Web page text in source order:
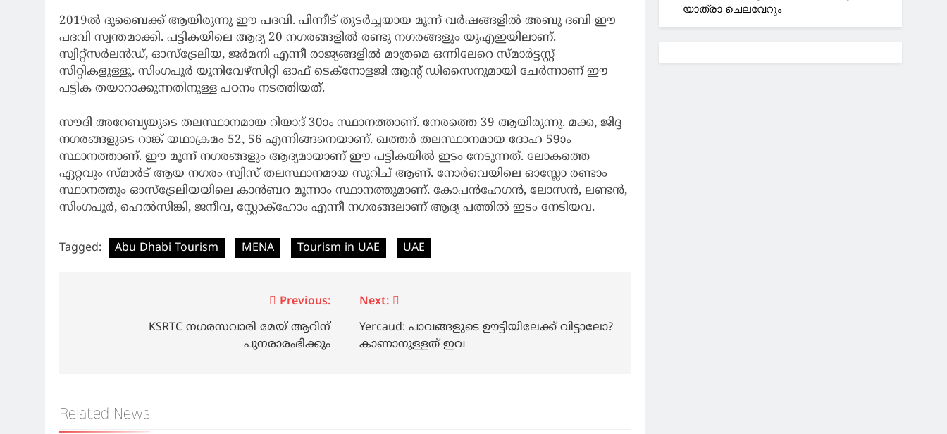
2019ല്‍ ദുബൈക്ക് ആയിരുന്നു ഈ പദവി. പിന്നീട് തുടര്‍ച്ചയായ മൂന്ന് വര്‍ഷങ്ങളില്‍ അബു ദബി ഈ
പദവി സ്വന്തമാക്കി. പട്ടികയിലെ ആദ്യ 20 നഗരങ്ങളില്‍ രണ്ടു നഗരങ്ങളും യുഎഇയിലാണ്.
സ്വിറ്റ്‌സര്‍ലന്‍ഡ്, ഓസ്‌ട്രേലിയ, ജര്‍മനി എന്നീ രാജ്യങ്ങളില്‍ മാത്രമെ ഒന്നിലേറെ സ്മാര്‍ട്ടസ്റ്റ്
സിറ്റികളുള്ളൂ. സിംഗപൂര്‍ യൂനിവേഴ്‌സിറ്റി ഓഫ് ടെക്‌നോളജി ആന്റ് ഡിസൈനുമായി ചേര്‍ന്നാണ് ഈ
പട്ടിക തയാറാക്കുന്നതിനുള്ള പഠനം നടത്തിയത്.
സൗദി അറേബ്യയുടെ തലസ്ഥാനമായ റിയാദ് 30ാം സ്ഥാനത്താണ്. നേരത്തെ 39 ആയിരുന്നു. മക്ക, ജിദ്ദ
നഗരങ്ങളുടെ റാങ്ക് യഥാക്രമം 52, 56 എന്നിങ്ങനെയാണ്. ഖത്തര്‍ തലസ്ഥാനമായ ദോഹ 59ാം
സ്ഥാനത്താണ്. ഈ മൂന്ന് നഗരങ്ങളും ആദ്യമായാണ് ഈ പട്ടികയില്‍ ഇടം നേടുന്നത്. ലോകത്തെ
ഏറ്റവും സ്മാര്‍ട് ആയ നഗരം സ്വിസ് തലസ്ഥാനമായ സൂറിച് ആണ്. നോര്‍വെയിലെ ഓസ്ലോ രണ്ടാം
സ്ഥാനത്തും ഓസ്‌ട്രേലിയയിലെ കാന്‍ബറ മൂന്നാം സ്ഥാനത്തുമാണ്. കോപന്‍ഹേഗന്‍, ലോസന്‍, ലണ്ടന്‍,
സിംഗപൂര്‍, ഹെല്‍സിങ്കി, ജനീവ, സ്റ്റോക്‌ഹോം എന്നീ നഗരങ്ങലാണ് ആദ്യ പത്തില്‍ ഇടം നേടിയവ.
Tagged: Abu Dhabi Tourism MENA Tourism in UAE UAE
Previous:
KSRTC നഗരസവാരി മേയ് ആറിന്
പുനരാരംഭിക്കും
Next:
Yercaud: പാവങ്ങളുടെ ഊട്ടിയിലേക്ക് വിട്ടാലോ?
കാണാനുള്ളത് ഇവ
Related News
യാത്രാ ചെലവേറും